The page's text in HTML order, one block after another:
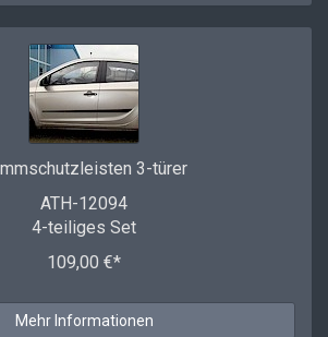
3-türer
ATH-12094
4-teiliges Set
109,00 €*
Mehr Informationen